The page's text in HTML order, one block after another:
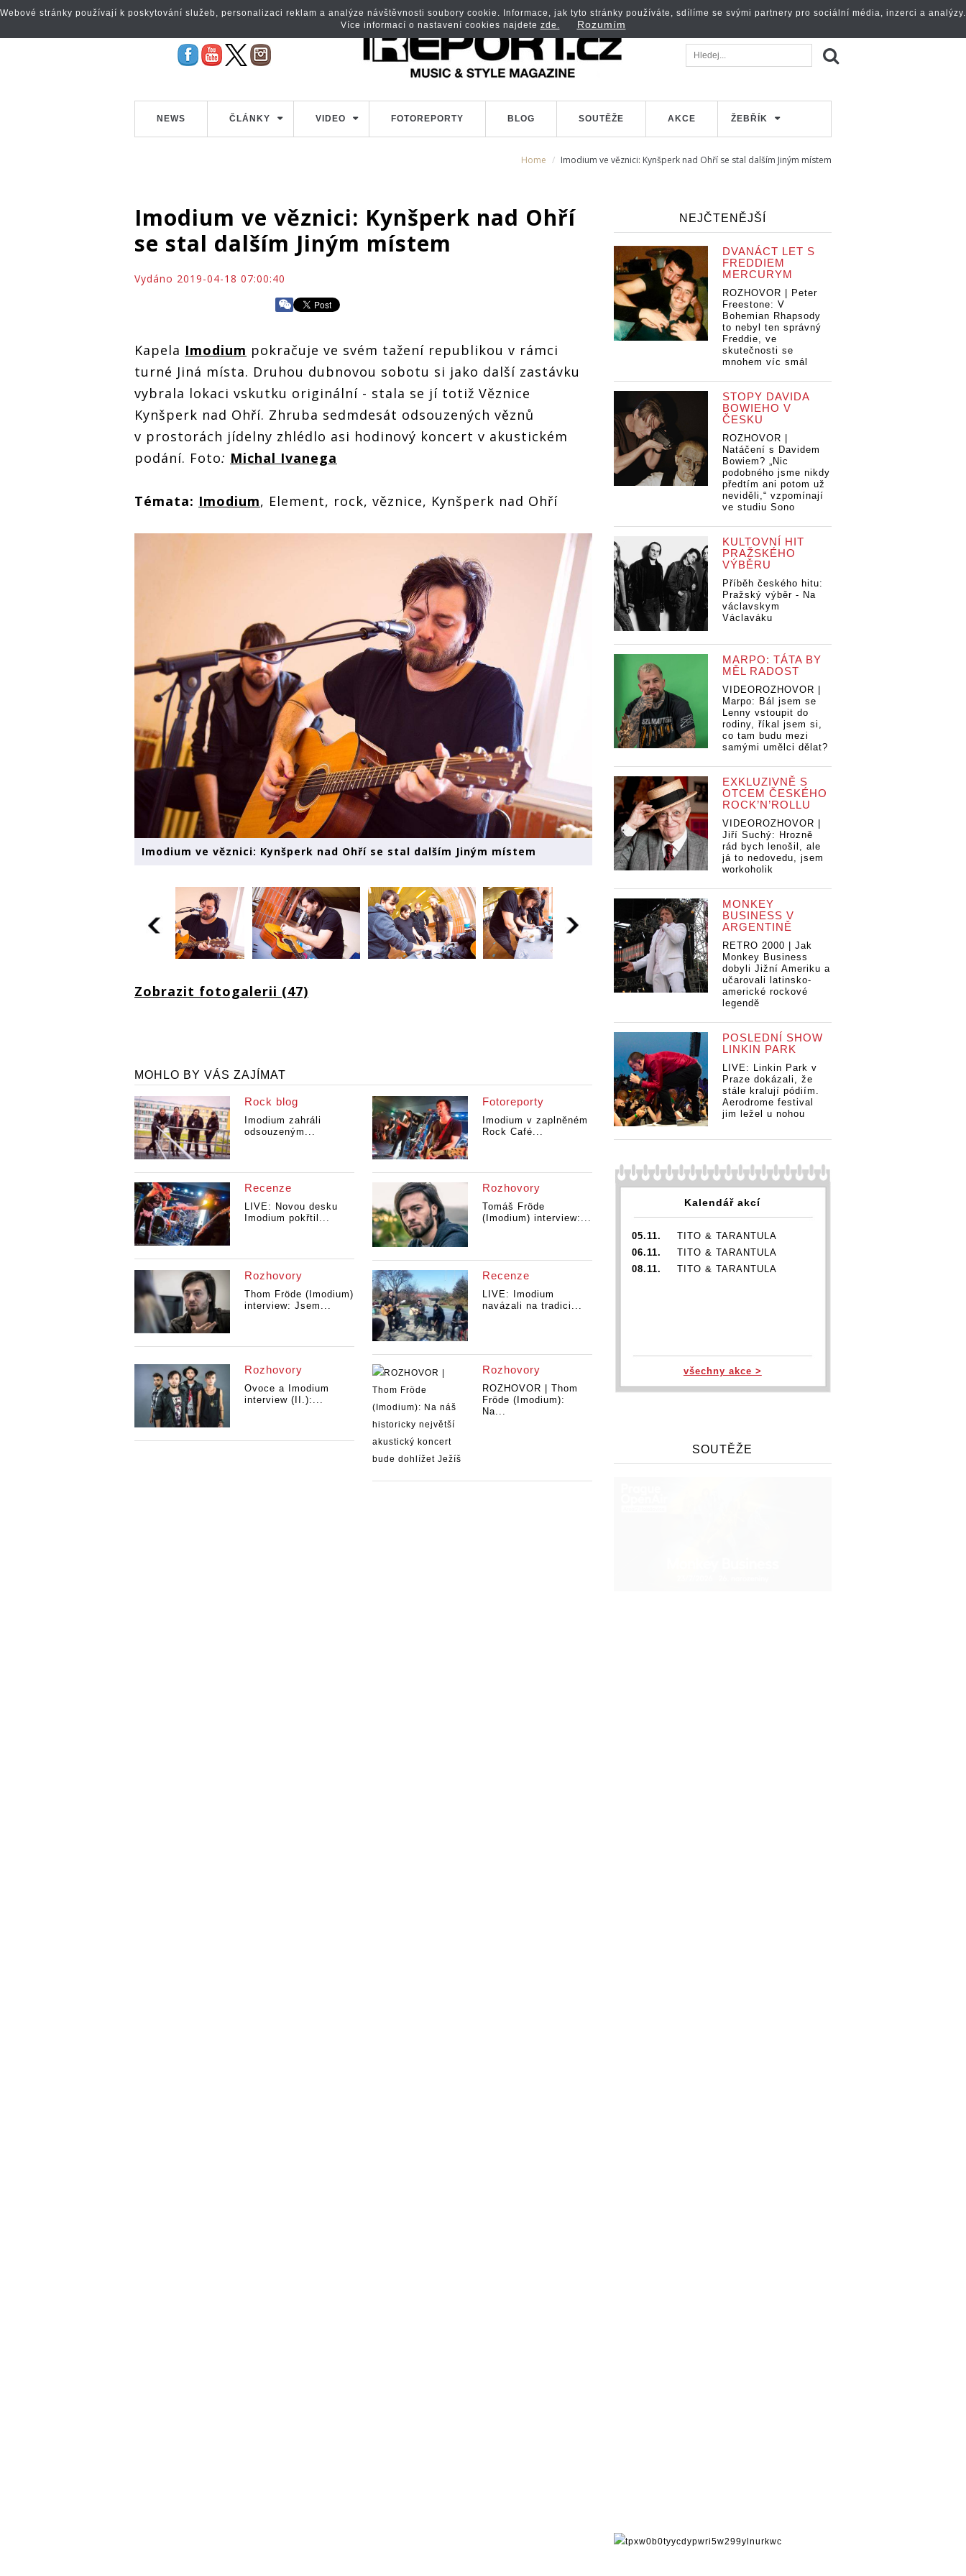
NEWS ČLÁNKY VIDEO FOTOREPORTY BLOG SOUTĚŽE AKCE ŽEBŘÍK
Home Imodium ve věznici: Kynšperk nad Ohří se stal dalším Jiným místem
Imodium ve věznici: Kynšperk nad Ohří
se stal dalším Jiným místem
Vydáno 2019-04-18 07:00:40
Kapela Imodium pokračuje ve svém tažení republikou v rámci
turné Jiná místa. Druhou dubnovou sobotu si jako další zastávku
vybrala lokaci vskutku originální - stala se jí totiž Věznice
Kynšperk nad Ohří. Zhruba sedmdesát odsouzených věznů
v prostorách jídelny zhlédlo asi hodinový koncert v akustickém
podání. Foto: Michal Ivanega
Témata: Imodium, Element, rock, věznice, Kynšperk nad Ohří
Imodium ve věznici: Kynšperk nad Ohří se stal dalším Jiným místem
Zobrazit fotogalerii (47)
MOHLO BY VÁS ZAJÍMAT
Rock blog
Imodium zahráli
odsouzeným...
Fotoreporty
Imodium v zaplněném
Rock Café...
Recenze
LIVE: Novou desku
Imodium pokřtil...
Rozhovory
Tomáš Fröde
(Imodium) interview:...
Rozhovory
Thom Fröde (Imodium)
interview: Jsem...
Recenze
LIVE: Imodium
navázali na tradici...
Rozhovory
Ovoce a Imodium
interview (II.):...
Rozhovory
ROZHOVOR | Thom
Fröde (Imodium):
Na...
NEJČTENĚJŠÍ
DVANÁCT LET S
FREDDIEM
MERCURYM
ROZHOVOR | Peter
Freestone: V
Bohemian Rhapsody
to nebyl ten správný
Freddie, ve
skutečnosti se
mnohem víc smál
STOPY DAVIDA
BOWIEHO V
ČESKU
ROZHOVOR |
Natáčení s Davidem
Bowiem? „Nic
podobného jsme nikdy
předtím ani potom už
neviděli,“ vzpomínají
ve studiu Sono
KULTOVNÍ HIT
PRAŽSKÉHO
VÝBĚRU
Příběh českého hitu:
Pražský výběr - Na
václavskym
Václaváku
MARPO: TÁTA BY
MĚL RADOST
VIDEOROZHOVOR |
Marpo: Bál jsem se
Lenny vstoupit do
rodiny, říkal jsem si,
co tam budu mezi
samými umělci dělat?
EXKLUZIVNĚ S
OTCEM ČESKÉHO
ROCK’N’ROLLU
VIDEOROZHOVOR |
Jiří Suchý: Hrozně
rád bych lenošil, ale
já to nedovedu, jsem
workoholik
MONKEY
BUSINESS V
ARGENTINĚ
RETRO 2000 | Jak
Monkey Business
dobyli Jižní Ameriku a
učarovali latinsko-
americké rockové
legendě
POSLEDNÍ SHOW
LINKIN PARK
LIVE: Linkin Park v
Praze dokázali, že
stále kralují pódiím.
Aerodrome festival
jim ležel u nohou
Kalendář akcí
05.11.
TITO & TARANTULA
06.11.
TITO & TARANTULA
08.11.
TITO & TARANTULA
všechny akce >
SOUTĚŽE
Webové stránky používají k poskytování služeb, personalizaci reklam a analýze návštěvnosti soubory cookie. Informace, jak tyto stránky používáte, sdílíme se svými partnery pro sociální média, inzerci a analýzy.
Více informací o nastavení cookies najdete zde. Rozumím